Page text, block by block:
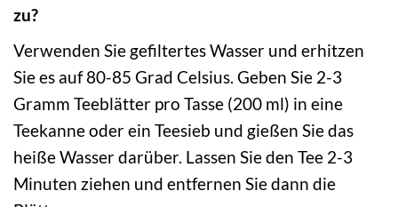
zu?
Verwenden Sie gefiltertes Wasser und erhitzen
Sie es auf 80-85 Grad Celsius. Geben Sie 2-3
Gramm Teeblätter pro Tasse (200 ml) in eine
Teekanne oder ein Teesieb und gießen Sie das
heiße Wasser darüber. Lassen Sie den Tee 2-3
Minuten ziehen und entfernen Sie dann die